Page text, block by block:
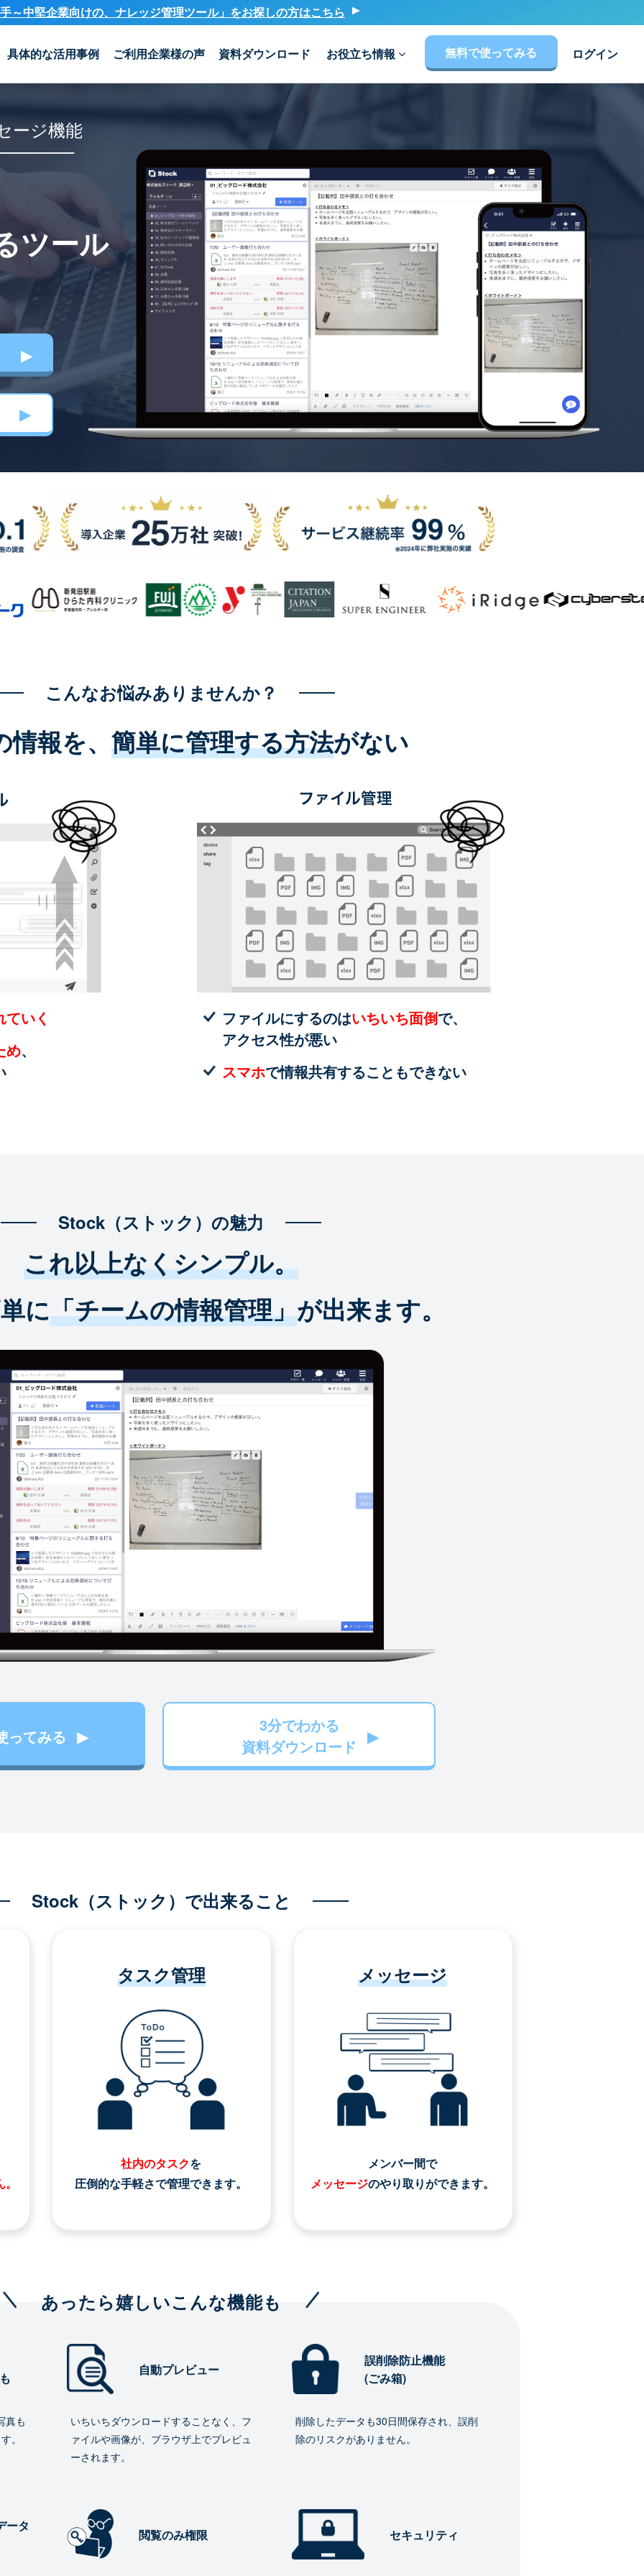
～中堅企業向けの、ナレッジ管理ツール」をお探しの方はこちら
具体的な活用事例 ご利用企業様の声 資料ダウンロード お役立ち情報 無料で使ってみる ログイン
ージ機能
ツール
こんなお悩みありませんか？
報を、 簡単に管理する方法がない
いく
め、
ファイルにするのはいちいち面倒で、
アクセス性が悪い
スマホで情報共有することもできない
Stock（ストック）の魅力
これ以上なくシンプル。
に「チームの情報管理」が出来ます。
ってみる
3分でわかる
資料ダウンロード
Stock（ストック）で出来ること
タスク管理
社内のタスクを
圧倒的な手軽さで管理できます。
メッセージ
メンバー間で
メッセージのやり取りができます。
あったら嬉しいこんな機能も
真も
。
自動プレビュー
いちいちダウンロードすることなく、フ
ァイルや画像が、ブラウザ上でプレビュ
ーされます。
誤削除防止機能
(ごみ箱)
削除したデータも30日間保存され、誤削
除のリスクがありません。
ータ
閲覧のみ権限 セキュリティ